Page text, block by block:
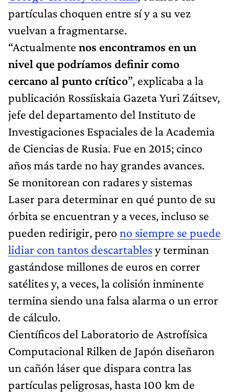
partículas choquen entre sí y a su vez
vuelvan a fragmentarse.
“Actualmente nos encontramos en un
nivel que podríamos definir como
cercano al punto crítico”, explicaba a la
publicación Rossíiskaia Gazeta Yuri Záitsev,
jefe del departamento del Instituto de
Investigaciones Espaciales de la Academia
de Ciencias de Rusia. Fue en 2015; cinco
años más tarde no hay grandes avances.
Se monitorean con radares y sistemas
Laser para determinar en qué punto de su
órbita se encuentran y a veces, incluso se
pueden redirigir, pero no siempre se puede
lidiar con tantos descartablesy terminan
gastándose millones de euros en correr
satélites y, a veces, la colisión inminente
termina siendo una falsa alarma o un error
de cálculo.
Científicos del Laboratorio de Astrofísica
Computacional Rilken de Japón diseñaron
un cañón láser que dispara contra las
partículas peligrosas, hasta 100 km de